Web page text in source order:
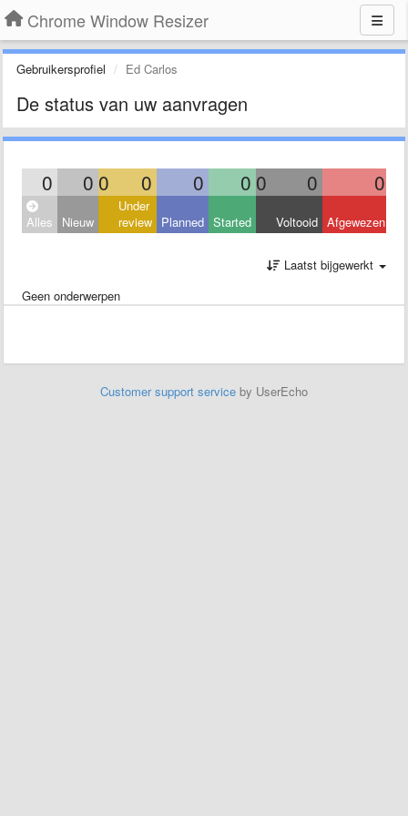
Chrome Window Resizer
Gebruikersprofiel Ed Carlos
De status van uw aanvragen
0 0 0 0 0 0 0 0 0
Alles Nieuw
Under
review Planned Started Voltooid Afgewezen
Laatst bijgewerkt
Geen onderwerpen
Customer support service by UserEcho